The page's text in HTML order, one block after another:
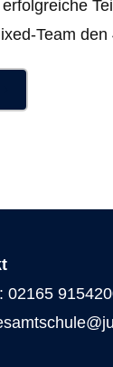
Team
02165